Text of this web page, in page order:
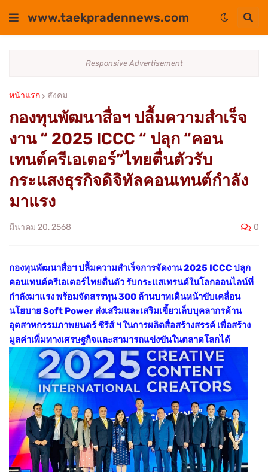
www.taekpradennews.com
Responsive Advertisement
หน้าแรก สังคม
กองทุนพัฒนาสื่อฯ ปลื้มความสำเร็จ
งาน “ 2025 ICCC “ ปลุก “คอน
เทนต์ครีเอเตอร์”ไทยตื่นตัวรับ
กระแสงธุรกิจดิจิทัลคอนเทนต์กำลัง
มาแรง
มีนาคม 20, 2568 0
กองทุนพัฒนาสื่อฯ ปลื้มความสำเร็จการจัดงาน 2025 ICCC ปลุก
คอนเทนต์ครีเอเตอร์ไทยตื่นตัว รับกระแสเทรนด์ในโลกออนไลน์ที่
กำลังมาแรง พร้อมจัดสรรทุน 300 ล้านบาทเดินหน้าขับเคลื่อน
นโยบาย Soft Power ส่งเสริมและเสริมเขี้ยวเล็บบุคลากรด้าน
อุตสาหกรรมภาพยนตร์ ซีรีส์ ฯ ในการผลิตสื่อสร้างสรรค์ เพื่อสร้าง
มูลค่าเพิ่มทางเศรษฐกิจและสามารถแข่งขันในตลาดโลกได้